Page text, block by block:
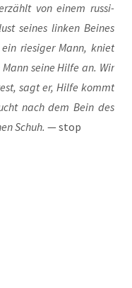
von einem rus­si­
sei­nes lin­ken Bei­nes
rie­si­ger Mann, kniet
sei­ne Hil­fe an. Wir
sagt er, Hil­fe kommt
nach dem Bein des
Schuh. — stop